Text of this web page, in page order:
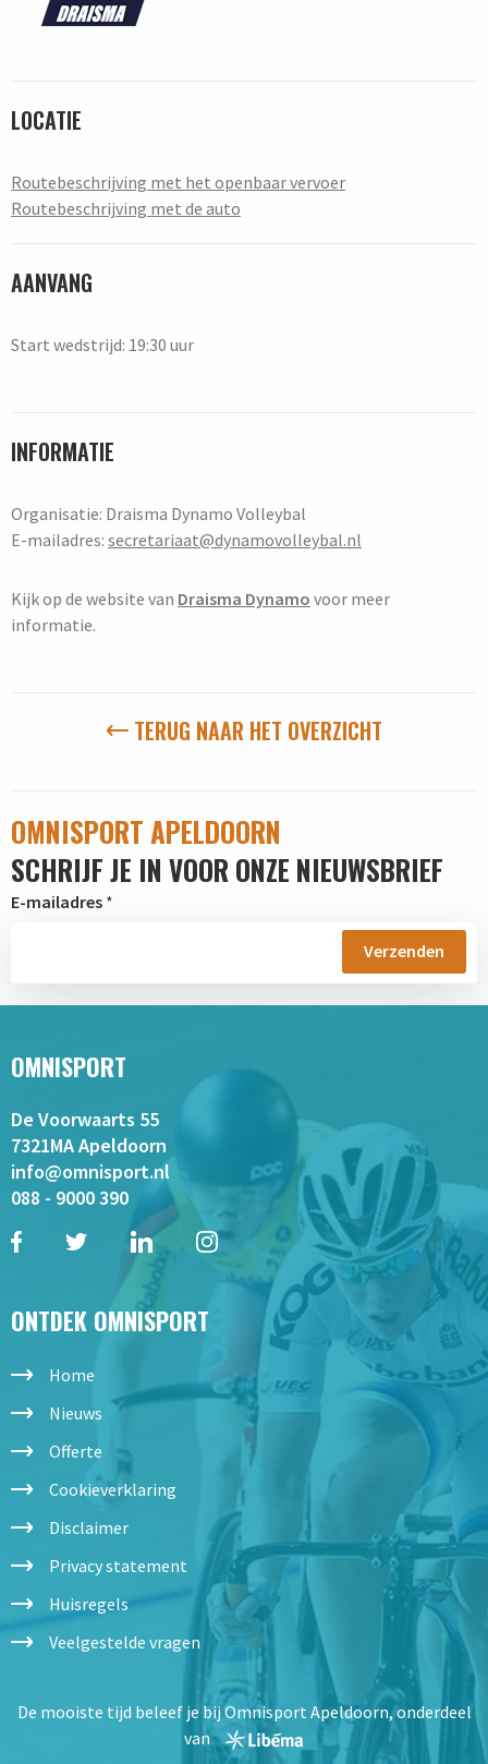
LOCATIE
Routebeschrijving met het openbaar vervoer
Routebeschrijving met de auto
AANVANG
Start wedstrijd: 19:30 uur
INFORMATIE
Organisatie: Draisma Dynamo Volleybal
E-mailadres: secretariaat@dynamovolleybal.nl
Kijk op de website van Draisma Dynamo voor meer
informatie.
TERUG NAAR HET OVERZICHT
OMNISPORT APELDOORN
SCHRIJF JE IN VOOR ONZE NIEUWSBRIEF
E-mailadres *
OMNISPORT
De Voorwaarts 55
7321MA Apeldoorn
info@omnisport.nl
088 - 9000 390
ONTDEK OMNISPORT
Home
Nieuws
Offerte
Cookieverklaring
Disclaimer
Privacy statement
Huisregels
Veelgestelde vragen
De mooiste tijd beleef je bij Omnisport Apeldoorn, onderdeel
van